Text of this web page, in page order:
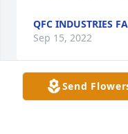
QFC INDUSTRIES
Sep 15, 2022
Send